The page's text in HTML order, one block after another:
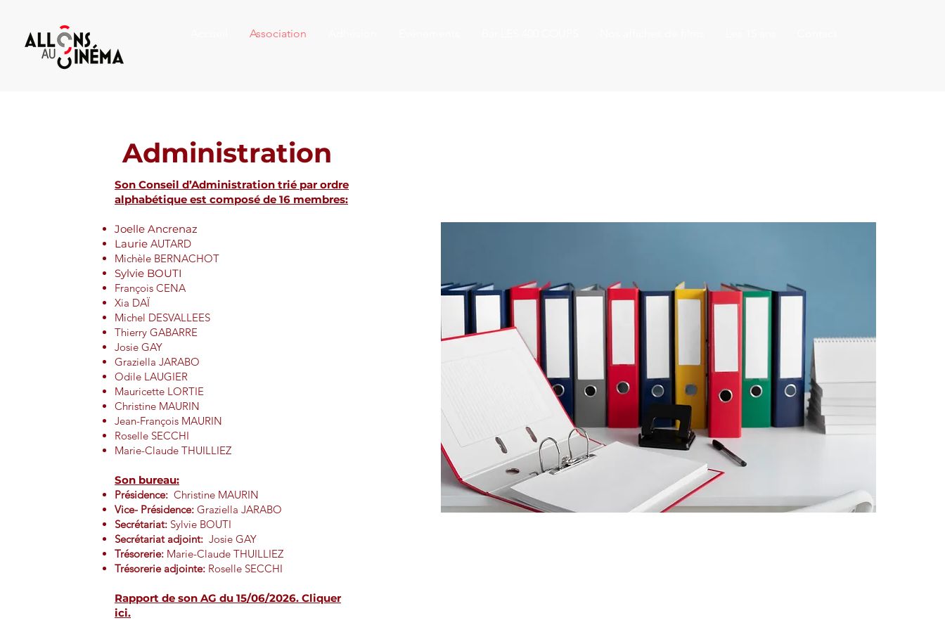
Association
Administration
Son Conseil d’Administration trié par ordre
alphabétique est composé de 16 membres:
Joelle Ancrenaz
Laurie AUTARD
Michèle BERNACHOT
Sylvie BOUTI
François CENA
Xia DAÏ
Michel DESVALLEES
Thierry GABARRE
Josie GAY
Graziella JARABO
Odile LAUGIER
Mauricette LORTIE
Christine MAURIN
Jean-François MAURIN
Roselle SECCHI
Marie-Claude THUILLIEZ
Son bureau:
Présidence: Christine MAURIN
Vice- Présidence: Graziella JARABO
Secrétariat: Sylvie BOUTI
Secrétariat adjoint: Josie GAY
Trésorerie: Marie-Claude THUILLIEZ
Trésorerie adjointe: Roselle SECCHI
Rapport de son AG du 15/06/2026. Cliquer
ici.